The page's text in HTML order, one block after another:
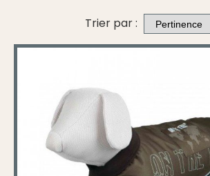
Trier par :